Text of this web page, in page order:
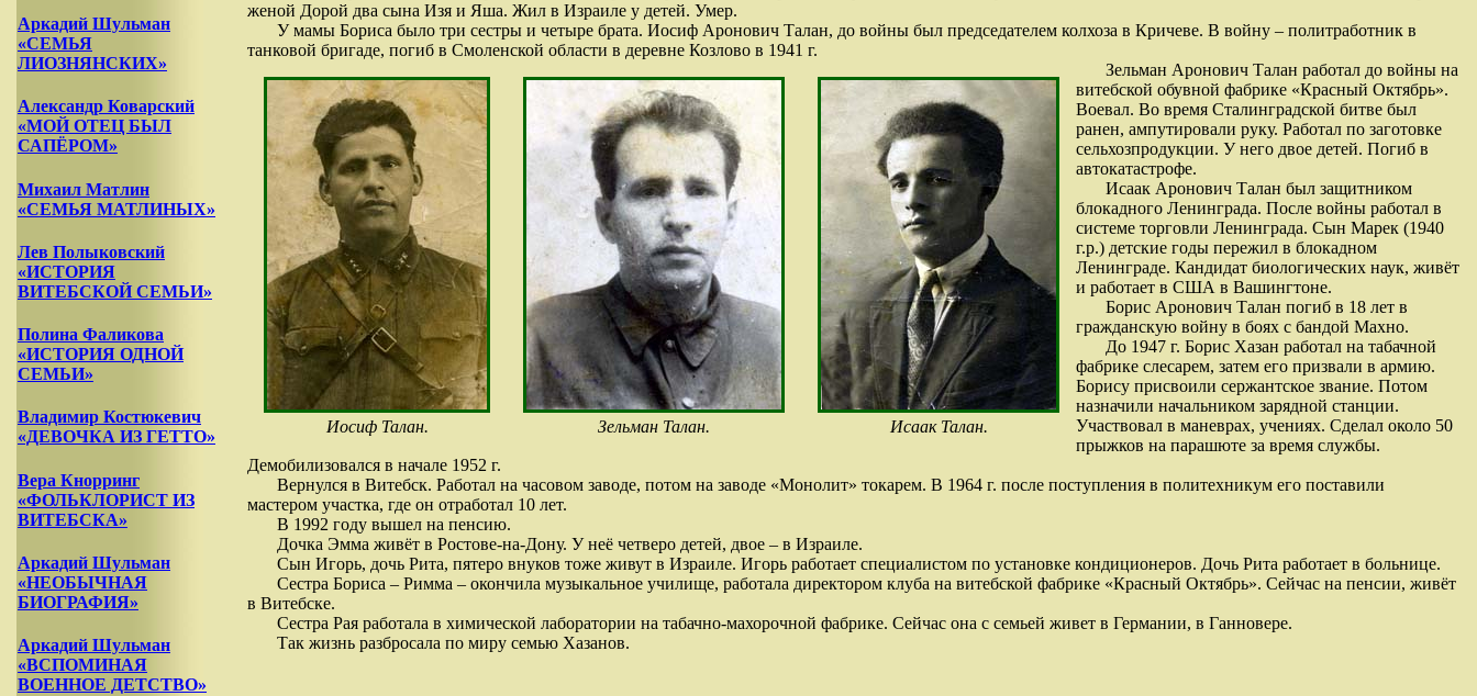
Аркадий Шульман
«СЕМЬЯ
ЛИОЗНЯНСКИХ»
Александр Коварский
«МОЙ ОТЕЦ БЫЛ
САПЁРОМ»
Михаил Матлин
«СЕМЬЯ МАТЛИНЫХ»
Лев Полыковский
«ИСТОРИЯ
ВИТЕБСКОЙ СЕМЬИ»
Полина Фаликова
«ИСТОРИЯ ОДНОЙ
СЕМЬИ»
Владимир Костюкевич
«ДЕВОЧКА ИЗ ГЕТТО»
Вера Кнорринг
«ФОЛЬКЛОРИСТ ИЗ
ВИТЕБСКА»
Аркадий Шульман
«НЕОБЫЧНАЯ
БИОГРАФИЯ»
Аркадий Шульман
«ВСПОМИНАЯ
ВОЕННОЕ ДЕТСТВО»
женой Дорой два сына Изя и Яша. Жил в Израиле у детей. Умер.
У мамы Бориса было три сестры и четыре брата. Иосиф Аронович Талан, до войны был председателем колхоза в Кричеве. В войну – политработник в
танковой бригаде, погиб в Смоленской области в деревне Козлово в 1941 г.
Иосиф Талан. Зельман Талан. Исаак Талан.
Зельман Аронович Талан работал до войны на
витебской обувной фабрике «Красный Октябрь».
Воевал. Во время Сталинградской битве был
ранен, ампутировали руку. Работал по заготовке
сельхозпродукции. У него двое детей. Погиб в
автокатастрофе.
Исаак Аронович Талан был защитником
блокадного Ленинграда. После войны работал в
системе торговли Ленинграда. Сын Марек (1940
г.р.) детские годы пережил в блокадном
Ленинграде. Кандидат биологических наук, живёт
и работает в США в Вашингтоне.
Борис Аронович Талан погиб в 18 лет в
гражданскую войну в боях с бандой Махно.
До 1947 г. Борис Хазан работал на табачной
фабрике слесарем, затем его призвали в армию.
Борису присвоили сержантское звание. Потом
назначили начальником зарядной станции.
Участвовал в маневрах, учениях. Сделал около 50
прыжков на парашюте за время службы.
Демобилизовался в начале 1952 г.
Вернулся в Витебск. Работал на часовом заводе, потом на заводе «Монолит» токарем. В 1964 г. после поступления в политехникум его поставили
мастером участка, где он отработал 10 лет.
В 1992 году вышел на пенсию.
Дочка Эмма живёт в Ростове-на-Дону. У неё четверо детей, двое – в Израиле.
Сын Игорь, дочь Рита, пятеро внуков тоже живут в Израиле. Игорь работает специалистом по установке кондиционеров. Дочь Рита работает в больнице.
Сестра Бориса – Римма – окончила музыкальное училище, работала директором клуба на витебской фабрике «Красный Октябрь». Сейчас на пенсии, живёт
в Витебске.
Сестра Рая работала в химической лаборатории на табачно-махорочной фабрике. Сейчас она с семьей живет в Германии, в Ганновере.
Так жизнь разбросала по миру семью Хазанов.